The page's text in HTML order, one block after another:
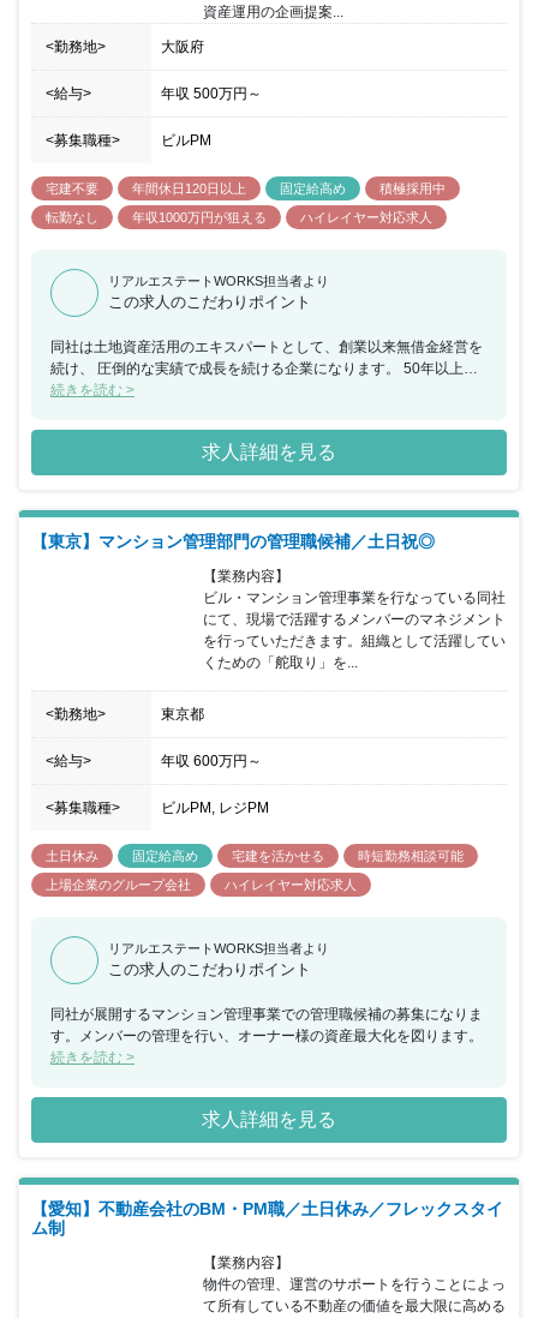
資産運用の企画提案...
<勤務地> 大阪府
<給与> 年収 500万円 ～
<募集職種> ビルPM
宅建不要 年間休日120日以上 固定給高め
積極採用中
転勤なし
年収1000万円が狙える ハイレイヤー対応求人
リアルエステートWORKS担当者より
この求人のこだわりポイント
同社は土地資産活用のエキスパートとして、創業以来無借金経営を
続け、 圧倒的な実績で成長を続ける企業になります。 50年以上増
収を続けており、賃貸物件建設戸数は全国でもトップクラスに なり
確かな実績でお客様からの信頼を勝ち得ています。 総合建設業（ゼ
ネコン）がルーツになりますので、物件品質や 技術力の高さは他社
には真似することが出来ないことも強さの一つです。 同ポジション
者として裁量権が大きいポジションへの配属となります。 実力主義
で成果に応じた報酬を獲得することができるため、 年収2,000万円
金経営を実現する同社にて、安定基盤の元で 腰を据えて勤務が可能
続きを読む >
求人詳細を見る
【東京】マンション管理部門の管理職候補／土日祝◎
【業務内容】
ビル・マンション管理事業を行なっている同社
にて、現場で活躍するメンバーのマネジメント
を行っていただきます。組織として活躍してい
くための「舵取り」を...
<勤務地> 東京都
<給与> 年収 600万円 ～
<募集職種> ビルPM, レジPM
土日休み 固定給高め 宅建を活かせる
時短勤務相談可能
上場企業のグループ会社
ハイレイヤー対応求人
リアルエステートWORKS担当者より
この求人のこだわりポイント
同社が展開するマンション管理事業での管理職候補の募集になりま
す。メンバーの管理を行い、オーナー様の資産最大化を図ります。
続きを読む >
求人詳細を見る
【愛知】不動産会社のBM・PM職／土日休み／フレックスタイ
ム制
【業務内容】
物件の管理、運営のサポートを行うことによっ
て所有している不動産の価値を最大限に高める